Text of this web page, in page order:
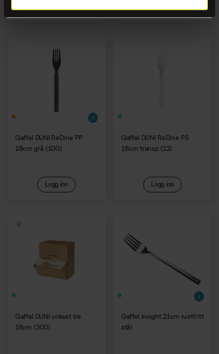
Gaffel DUNI ReDine PP
18cm grå (100)
Logg inn
Gaffel DUNI ReDine PS
18cm transp (12)
Logg inn
Gaffel DUNI vokset tre
16cm (300)
Gaffel Insight 21cm rustfritt
stål